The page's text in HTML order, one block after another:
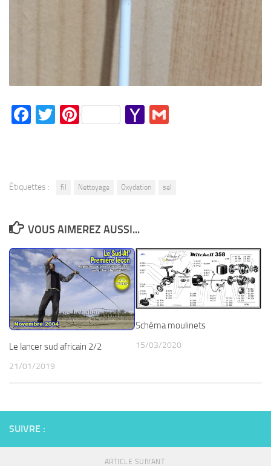
Facebook
TwitterPinterestYahoo
Étiquettes : fil Nettoyage Oxydation sel
VOUS AIMEREZ AUSSI...
Le lancer sud africain 2/2
21/01/2019
Schéma moulinets
15/03/2020
SUIVRE :
ARTICLE SUIVANT